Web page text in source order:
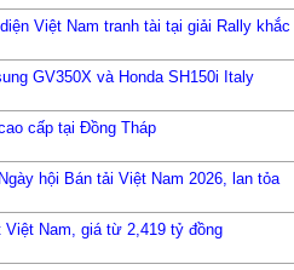
Việt Nam tranh tài tại giải Rally khắc
GV350X và Honda SH150i Italy
cấp tại Đồng Tháp
hội Bán tải Việt Nam 2026, lan tỏa
Nam, giá từ 2,419 tỷ đồng